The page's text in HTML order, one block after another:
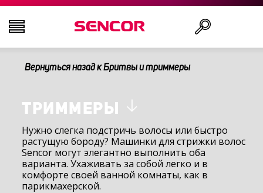
ТЕЛЕВИЗОРЫ
АУДИО-ВИДЕО
КУХНЯ
БЫТОВАЯ ТЕХНИКА
Вернуться назад к Бритвы и триммеры
ТРИММЕРЫ
Нужно слегка подстричь волосы или быстро
растущую бороду? Машинки для стрижки волос
Sencor могут элегантно выполнить оба
варианта. Ухаживать за собой легко и в
комфорте своей ванной комнаты, как в
парикмахерской.